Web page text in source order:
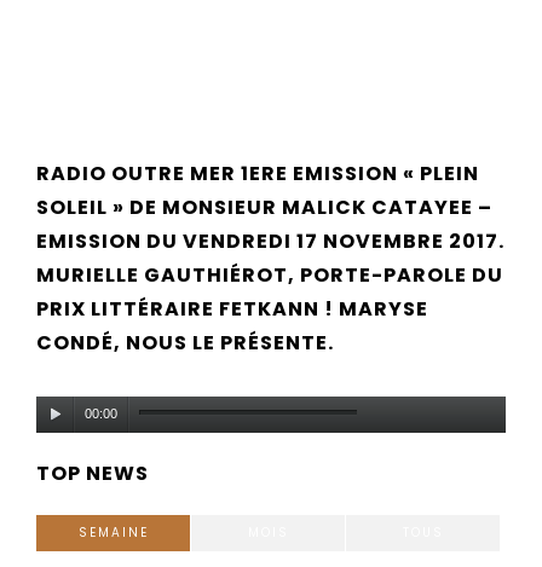
RADIO OUTRE MER 1ERE EMISSION « PLEIN
SOLEIL » DE MONSIEUR MALICK CATAYEE –
EMISSION DU VENDREDI 17 NOVEMBRE 2017.
MURIELLE GAUTHIÉROT, PORTE-PAROLE DU
PRIX LITTÉRAIRE FETKANN ! MARYSE
CONDÉ, NOUS LE PRÉSENTE.
Lecteur00:00
TOP NEWS
SEMAINE